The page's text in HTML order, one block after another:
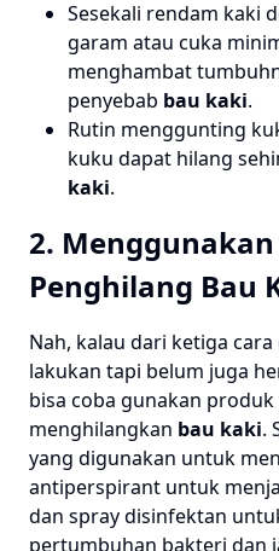
Sesekali rendam kaki
garam atau cuka
menghambat
penyebab bau kaki.
Rutin menggunting
kuku dapat hilang
kaki.
2.
Penghilang Bau
Nah, kalau dari ketiga
lakukan tapi belum juga
bisa coba gunakan produk
menghilangkan bau kaki.
yang digunakan untuk
antiperspirant untuk
dan spray disinfektan
pertumbuhan bakteri dan